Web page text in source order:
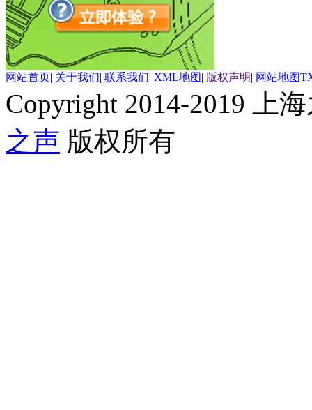
网站首页| 关于我们| 联系我们| XML地图| 版权声明| 网站地图
Copyright 2014-2019 上
之声 版权所有